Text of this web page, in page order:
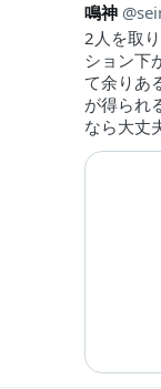
鳴神
2人を取
ション下
て余りあ
が得られ
なら大丈